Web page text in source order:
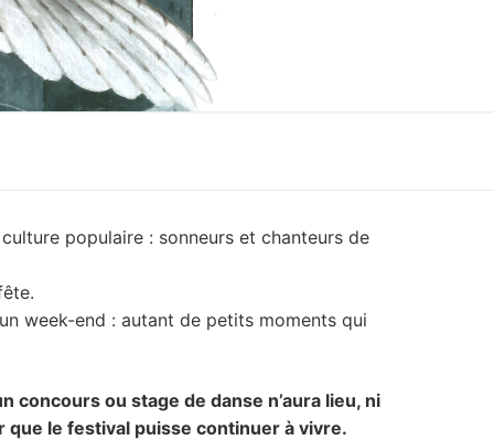
populaire : sonneurs et chanteurs de
week-end : autant de petits moments qui
concours ou stage de danse n’aura lieu, ni
le festival puisse continuer à vivre.